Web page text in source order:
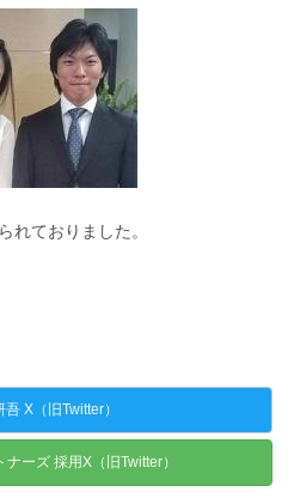
れておりました。
吾 X（旧Twitter）
ナーズ 採用X（旧Twitter）